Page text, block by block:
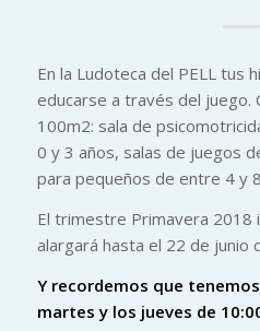
En la Ludoteca del PELL tus
educarse a través del juego.
100m2: sala de
0 y 3 años, salas de juegos
para pequeños de entre 4 y
El trimestre Primavera 2018
alargará hasta el 22 de junio
Y recordemos que tenemos
martes y los jueves de